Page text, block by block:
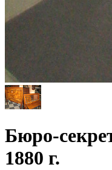
Бюро-
1880 г.